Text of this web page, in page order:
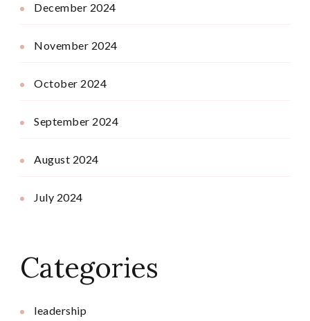
December 2024
November 2024
October 2024
September 2024
August 2024
July 2024
Categories
leadership